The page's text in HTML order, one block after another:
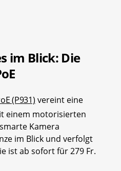
im Blick: Die
(P931) vereint eine
einem motorisierten
Kamera
im Blick und verfolgt
ist ab sofort für 279 Fr.